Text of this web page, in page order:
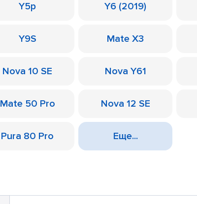
Y5p Y6 (2019)
Y9S Mate X3
Nova 10 SE Nova Y61
Mate 50 Pro Nova 12 SE
Pura 80 Pro Еще...